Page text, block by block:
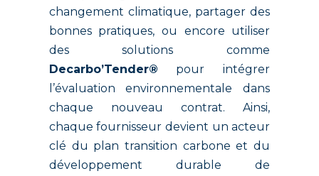
changement climatique, partager des
bonnes pratiques, ou encore utiliser
des solutions comme
Decarbo’Tender® pour intégrer
l’évaluation environnementale dans
chaque nouveau contrat. Ainsi,
chaque fournisseur devient un acteur
clé du plan transition carbone et du
développement durable de